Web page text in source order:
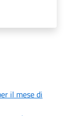
il mese di